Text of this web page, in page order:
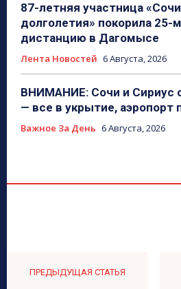
87-летняя участница
долголетия» покорила 25-
дистанцию в Дагомысе
Лента Новостей 6 Августа, 2026
ВНИМАНИЕ: Сочи и Сириус
— все в укрытие, аэропорт
Важное За День 6 Августа, 2026
ПРЕДЫДУЩАЯ СТАТЬЯ